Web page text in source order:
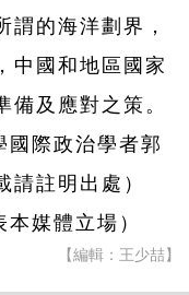
謂的海洋劃界，
中國和地區國家
及應對之策。
國際政治學者郭
請註明出處）
媒體立場）
【編輯：王少喆】